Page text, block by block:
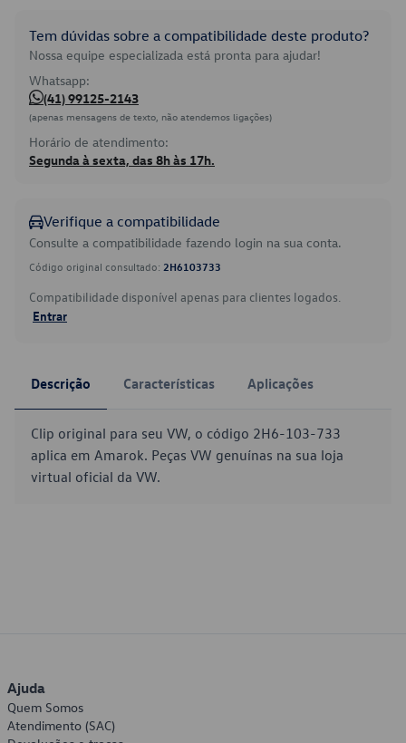
Tem dúvidas sobre a compatibilidade deste produto?
Nossa equipe especializada está pronta para ajudar!
Whatsapp:
(41) 99125-2143
(apenas mensagens de texto, não atendemos ligações)
Horário de atendimento:
Segunda à sexta, das 8h às 17h.
Verifique a compatibilidade
Consulte a compatibilidade fazendo login na sua conta.
Código original consultado: 2H6103733
Compatibilidade disponível apenas para clientes logados.
Entrar
Descrição Características Aplicações
Clip original para seu VW, o código 2H6-103-733
aplica em Amarok. Peças VW genuínas na sua loja
virtual oficial da VW.
Ajuda
Quem Somos
Atendimento (SAC)